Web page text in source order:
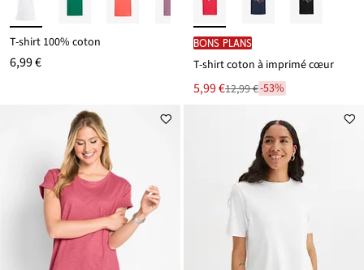
T-shirt 100% coton
6,99 €
BONS PLANS
T-shirt coton à imprimé cœur
Le
nouveau
5,99 €
Remise12,99 €-53%